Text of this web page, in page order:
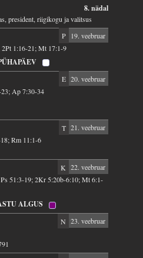
8. nädal
president, riigikogu ja valitsus
P
19. veebruar
1:16-21; Mt 17:1-9
E 20. veebruar
Ap 7:30-34
T 21. veebruar
Rm 11:1-6
K 22. veebruar
51:3-19; 2Kr 5:20b-6:10; Mt 6:1-
ALGUS
N 23. veebruar